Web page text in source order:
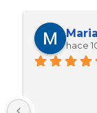
hace